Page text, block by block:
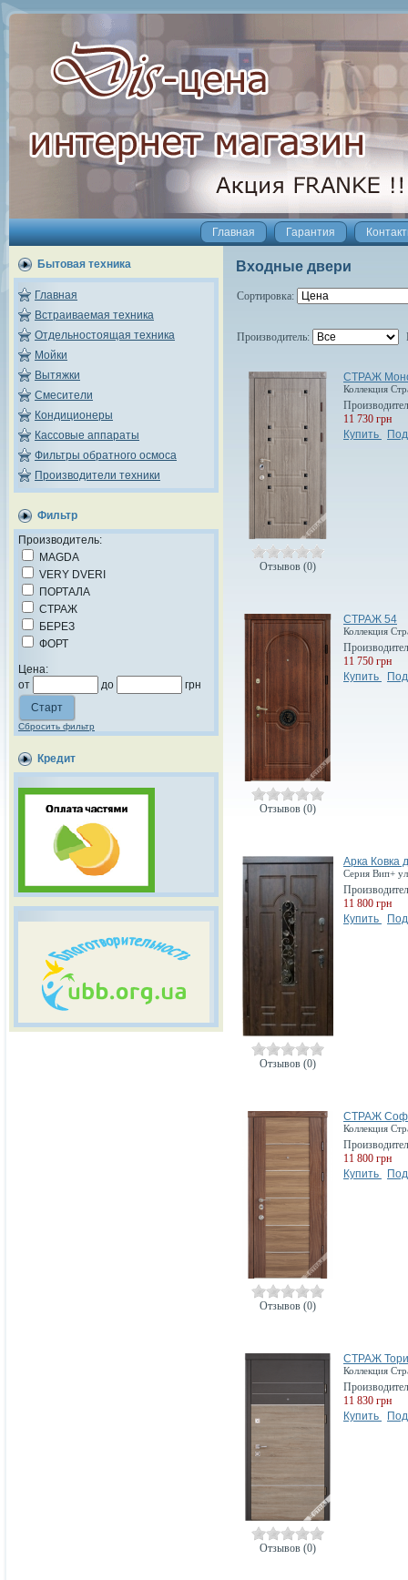
Главная Гарантия
Бытовая техника
Главная
Встраиваемая техника
Отдельностоящая техника
Мойки
Вытяжки
Смесители
Кондиционеры
Кассовые аппараты
Фильтры обратного осмоса
Производители техники
Фильтр
Производитель:
MAGDA
VERY DVERI
ПОРТАЛА
СТРАЖ
БЕРЕЗ
ФОРТ
Цена:
от
до грн
Сбросить фильтр
Кредит
Входные двери
Сортировка:
Производитель:
Отзывов (0)
СТРАЖ
Коллекция
11 730 грн
Купить
Отзывов (0)
СТРАЖ 54
Коллекция
11 750 грн
Купить
Отзывов (0)
Арка Ковка
Серия Вип+
11 800 грн
Купить
Отзывов (0)
СТРАЖ
Коллекция
11 800 грн
Купить
Отзывов (0)
СТРАЖ
Коллекция
11 830 грн
Купить